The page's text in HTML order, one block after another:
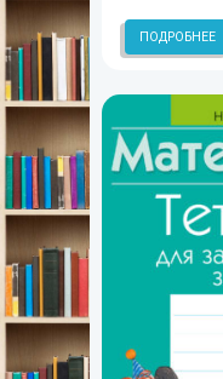
ПОДРОБНЕЕ